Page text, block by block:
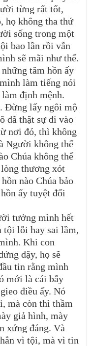
từng rất tốt,
họ không tha thứ
sống trong một
bao lần rồi vẫn
sẽ mãi như thế.
tâm hồn ấy
làm tiếng nói
định mệnh.
Đừng lấy ngôi mộ
đã thật sự đi vào
nơi đó, thì không
Người không thể
Chúa không thể
thương xót
nào Chúa bảo
ấy tuyệt đối
tưởng mình hết
tội lỗi hay sai lầm,
Khi con
dậy, họ sẽ
tin rằng mình
mới là cái bẫy
điều ấy. Nó
mà còn thì thầm
giả hình, mày
xứng đáng. Và
vì tội, mà vì tin